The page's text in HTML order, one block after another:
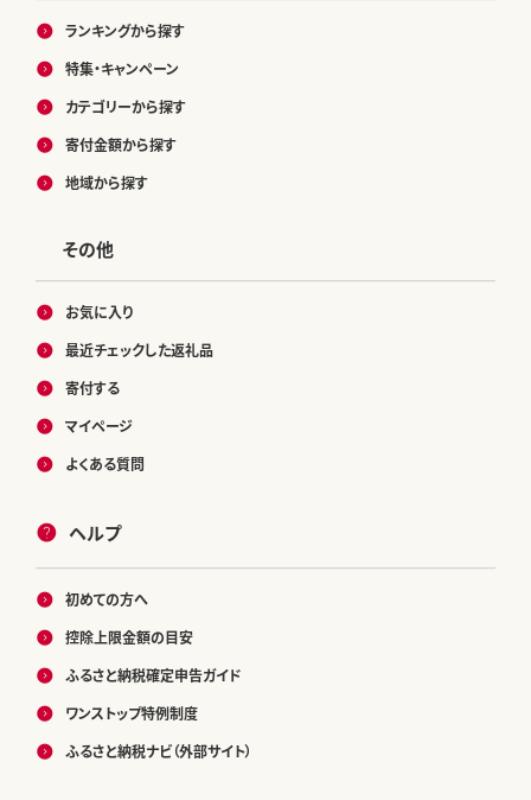
ランキングから探す
特集・キャンペーン
カテゴリーから探す
寄付金額から探す
地域から探す
その他
お気に入り
最近チェックした返礼品
寄付する
マイページ
よくある質問
ヘルプ
初めての方へ
控除上限金額の目安
ふるさと納税確定申告ガイド
ワンストップ特例制度
ふるさと納税ナビ（外部サイト）